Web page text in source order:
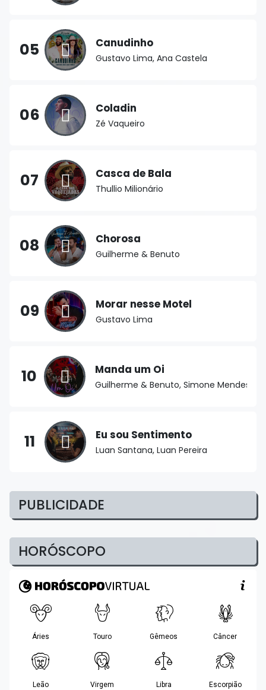
05 Canudinho
Gustavo Lima, Ana Castela
06 Coladin
Zé Vaqueiro
07 Casca de Bala
Thullio Milionário
08 Chorosa
Guilherme & Benuto
09 Morar nesse Motel
Gustavo Lima
10 Manda um Oi
Guilherme & Benuto, Simone Mendes
11 Eu sou Sentimento
Luan Santana, Luan Pereira
PUBLICIDADE
HORÓSCOPO